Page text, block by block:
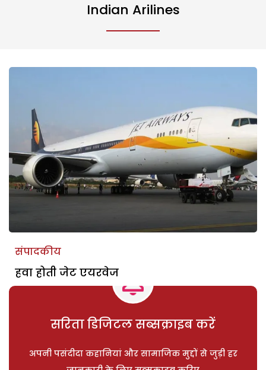
Indian Arilines
संपादकीय
हवा होती जेट एयरवेज
सरिता डिजिटल सब्सक्राइब करें
अपनी पसंदीदा कहानियां और सामाजिक मुद्दों से जुड़ी हर